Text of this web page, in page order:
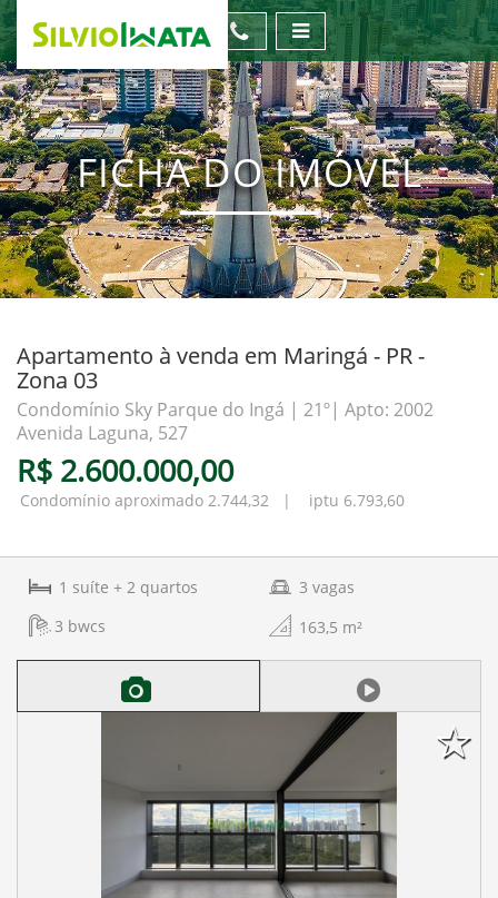
FICHA DO IMÓVEL
Apartamento à venda em Maringá - PR -
Zona 03
Condomínio Sky Parque do Ingá | 21º| Apto: 2002
Avenida Laguna, 527
R$ 2.600.000,00
Condomínio aproximado 2.744,32 | iptu 6.793,60
1 suíte + 2 quartos
3 bwcs
3vagas
163,5 m²